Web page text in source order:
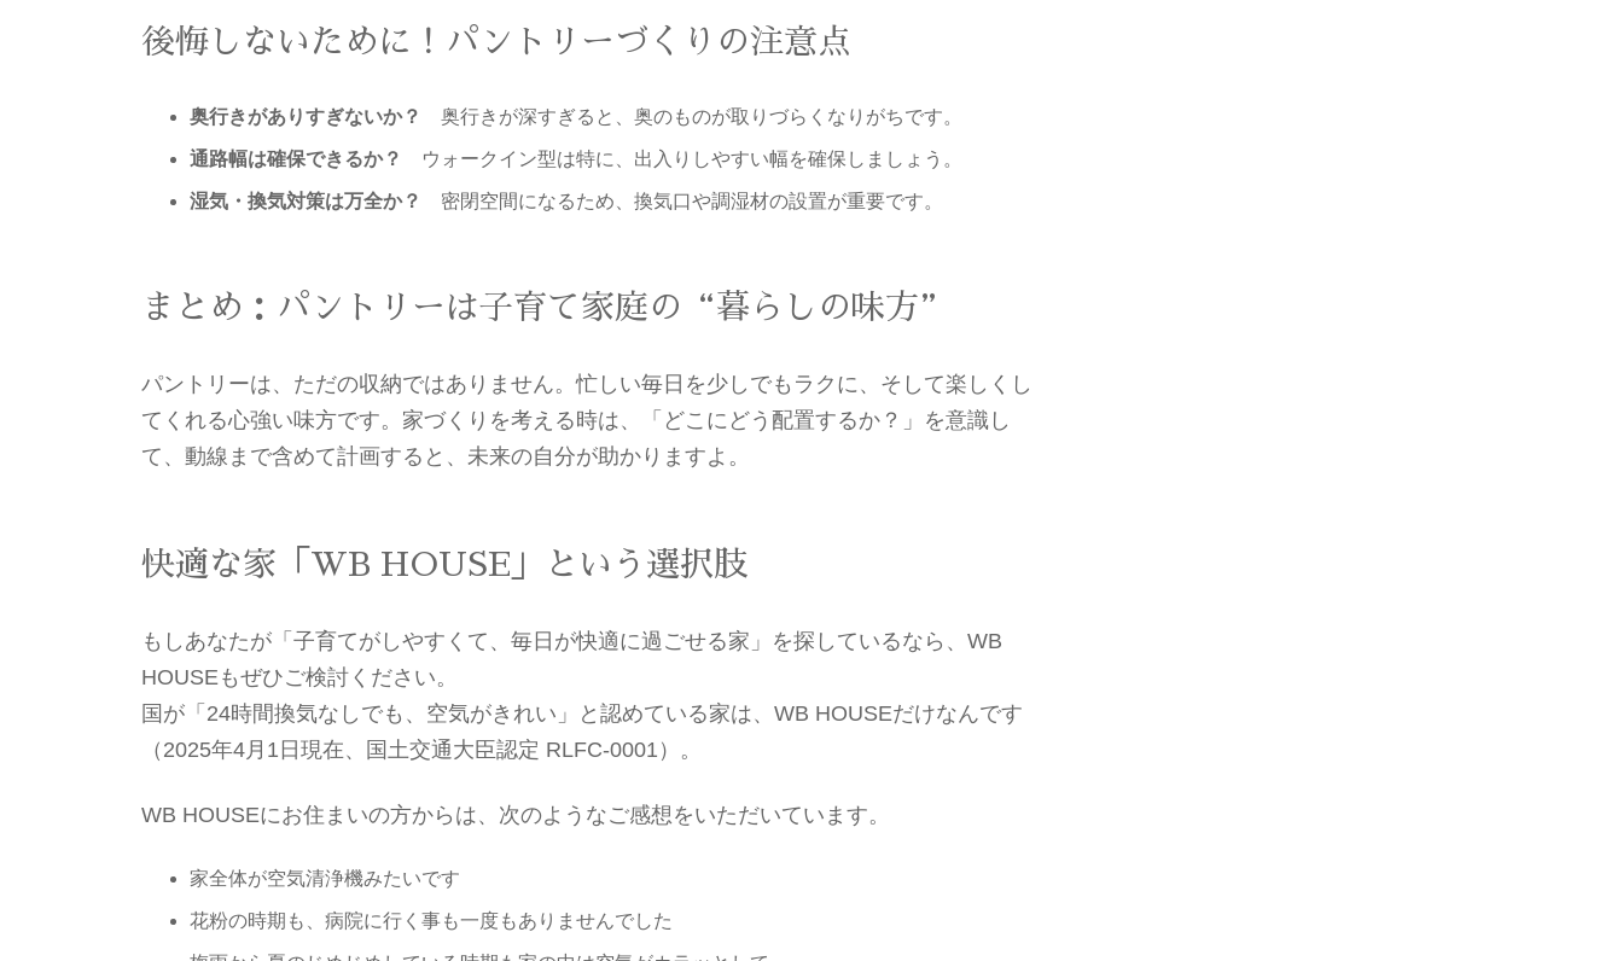
後悔しないために！パントリーづくりの注意点
奥行きがありすぎないか？ 奥行きが深すぎると、奥のものが取りづらくなりがちです。
通路幅は確保できるか？ ウォークイン型は特に、出入りしやすい幅を確保しましょう。
湿気・換気対策は万全か？ 密閉空間になるため、換気口や調湿材の設置が重要です。
まとめ：パントリーは子育て家庭の“暮らしの味方”
パントリーは、ただの収納ではありません。忙しい毎日を少しでもラクに、そして楽しくし
てくれる心強い味方です。家づくりを考える時は、「どこにどう配置するか？」を意識し
て、動線まで含めて計画すると、未来の自分が助かりますよ。
快適な家「WB HOUSE」という選択肢
もしあなたが「子育てがしやすくて、毎日が快適に過ごせる家」を探しているなら、WB
HOUSEもぜひご検討ください。
国が「24時間換気なしでも、空気がきれい」と認めている家は、WB HOUSEだけなんです
（2025年4月1日現在、国土交通大臣認定 RLFC-0001）。
WB HOUSEにお住まいの方からは、次のようなご感想をいただいています。
家全体が空気清浄機みたいです
花粉の時期も、病院に行く事も一度もありませんでした